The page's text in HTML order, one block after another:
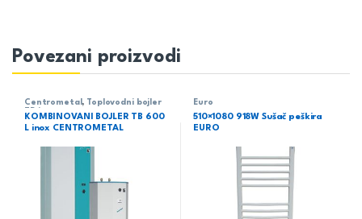
Povezani proizvodi
Centrometal , Toplovodni bojler
KOMBINOVANI BOJLER TB 600
L inox CENTROMETAL
Euro
510×1080 918W Sušač peškira
EURO